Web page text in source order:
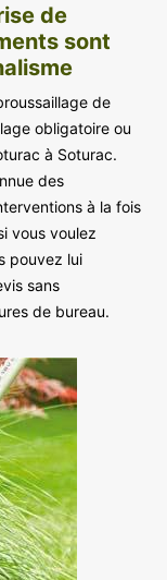
de
sont
de
obligatoire ou
à Soturac.
des
à la fois
vous voulez
pouvez lui
sans
de bureau.